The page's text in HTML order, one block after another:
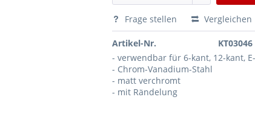
Frage stellen Vergleichen
Artikel-Nr.
KT03046
- verwendbar für 6-kant, 12-kant,
- Chrom-Vanadium-Stahl
- matt verchromt
- mit Rändelung